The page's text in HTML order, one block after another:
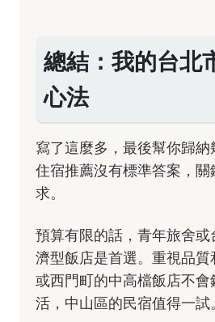
總結：我的台北
心法
寫了這麼多，最後幫你歸
住宿推薦沒有標準答案，
求。
預算有限的話，青年旅舍或
濟型飯店是首選。重視品質
或西門町的中高檔飯店不會
活，中山區的民宿值得一試